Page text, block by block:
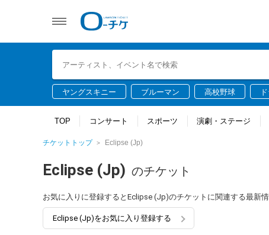
ヤングスキニー ブルーマン 高校野球
TOP コンサート スポーツ 演劇・ステージ
チケットトップ Eclipse (Jp)
Eclipse (Jp) のチケット
お気に入りに登録するとEclipse (Jp)のチケットに関連する最新
Eclipse (Jp)をお気に入り登録する